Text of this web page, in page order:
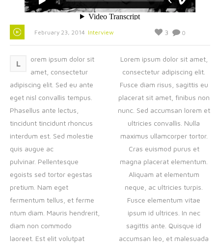
February 23, 2014 Interview 0
3
L
orem ipsum dolor sit
amet, consectetur
adipiscing elit. Sed eu ante
eget nisl convallis tempus.
Phasellus ante lectus,
tincidunt tincidunt rhoncus
interdum est. Sed molestie
quis augue ac
pulvinar. Pellentesque
egoists sed tortor egestas
pretium. Nam eget
fermentum tellus, et ferme
ntum diam. Mauris hendrerit,
diam non commodo
laoreet. Est elit volutpat
Lorem ipsum dolor sit amet,
consectetur adipiscing elit.
Fusce diam risus, sagittis eu
placerat sit amet, finibus non
nunc. Sed accumsan lorem et
ultricies convallis. Nulla
maximus ullamcorper tortor.
Cras euismod purus et
magna placerat elementum.
Aliquam at elementum
neque, ac ultricies turpis.
Fusce elementum vitae
ipsum id ultrices. In nec
sagittis ante. Quisque id
accumsan leo, et malesuada